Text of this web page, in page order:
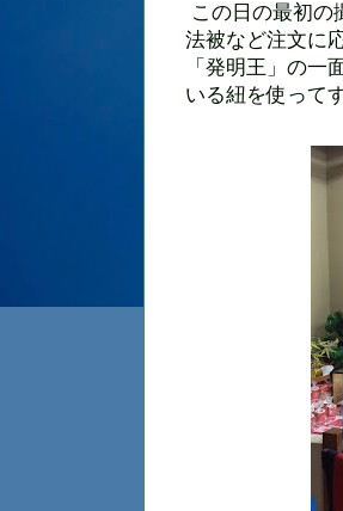
この日の最初の
法被など注文に
「発明王」の
いる紐を使って